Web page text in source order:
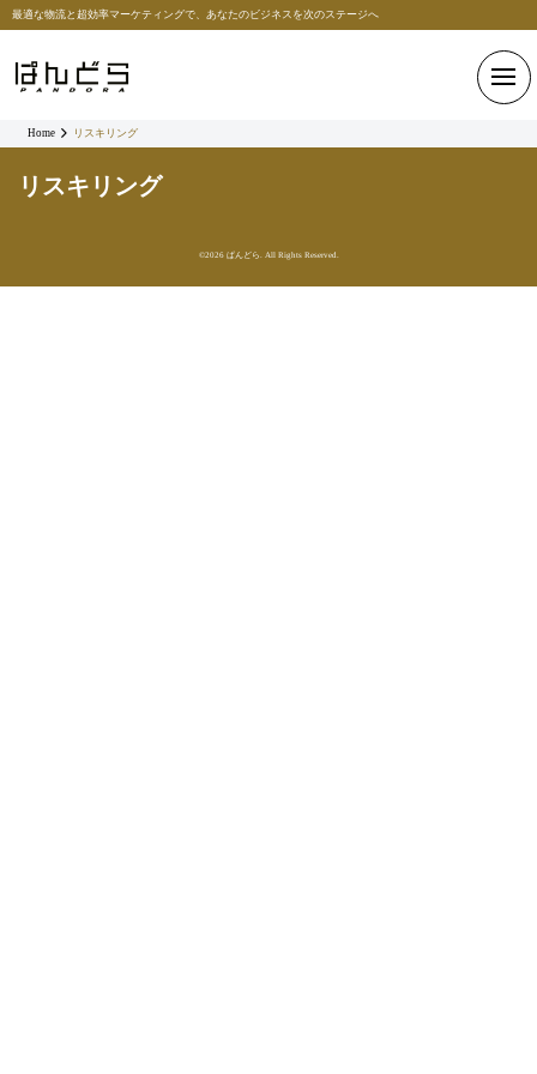
最適な物流と超効率マーケティングで、あなたのビジネスを次のステージへ
Home リスキリング
リスキリング
©2026 ぱんどら. All Rights Reserved.